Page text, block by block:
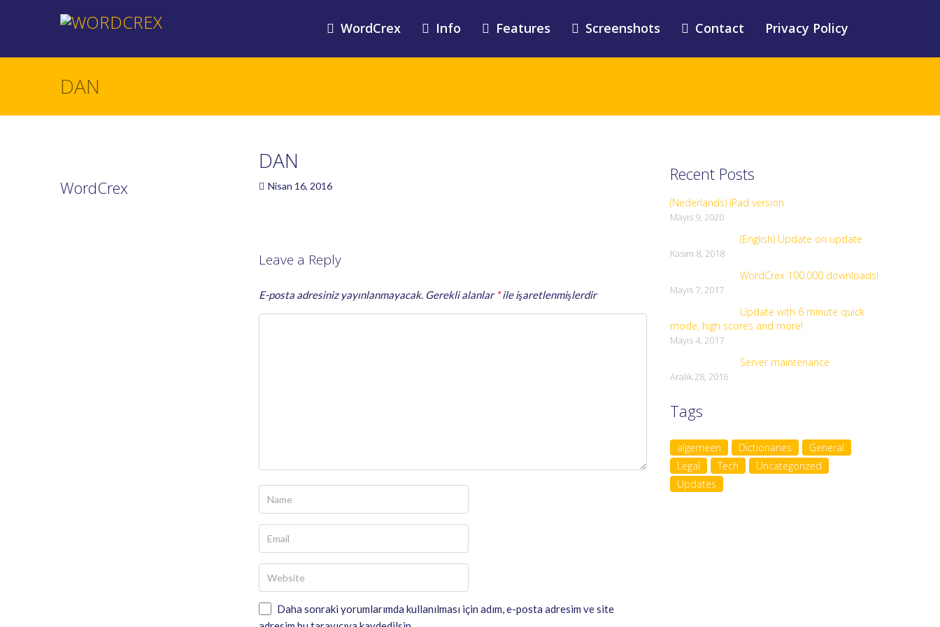
WordCrex Info Features Screenshots Contact Privacy Policy
DAN
WordCrex
DAN
Nisan 16, 2016
Leave a Reply
E-posta adresiniz yayınlanmayacak. Gerekli alanlar*ile işaretlenmişlerdir
Daha sonraki yorumlarımda kullanılması için adım, e-posta adresim ve site
Recent Posts
(Nederlands) iPad version
Mayıs 9, 2020
(English) Update on update
Kasım 8, 2018
WordCrex 100.000 downloads!
Mayıs 7, 2017
Update with 6 minute quick
mode, high scores and more!
Mayıs 4, 2017
Server maintenance
Aralık 28, 2016
Tags
algemeen Dictionaries
General
Legal
Tech
Uncategorized
Updates